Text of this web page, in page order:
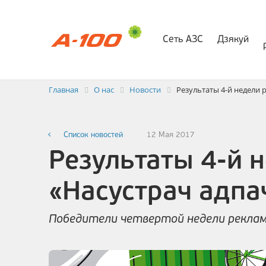
Сеть АЗС Дзякуй
Главная О нас Новости Результаты 4-й недели
Список новостей 12 Мая 2017
Результаты 4-й
«Насустрач
Победители четвертой недели